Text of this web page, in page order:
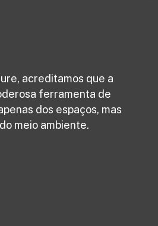
acreditamos que a
ferramenta de
dos espaços, mas
meio ambiente.